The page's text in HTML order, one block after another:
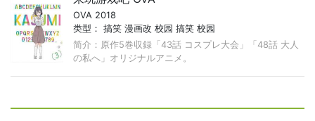
OVA 2018
类型：搞笑 漫画改 校园 搞笑 校园
简介：原作5巻収録「43話 コスプレ大会」「48話 大人
の私へ」オリジナルアニメ。